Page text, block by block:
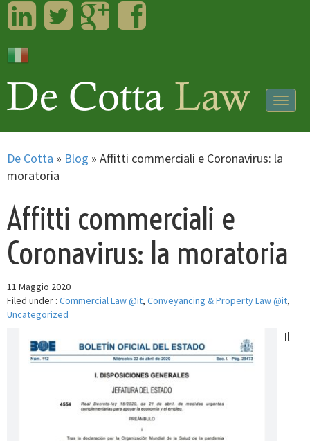
LinkedInTwitterGoogleplusFacebook
De Cotta » Blog » Affitti commerciali e Coronavirus: la
moratoria
Affitti commerciali e
Coronavirus: la moratoria
11 Maggio 2020
Filed under : Commercial Law @it, Conveyancing & Property Law @it,
Uncategorized
Il